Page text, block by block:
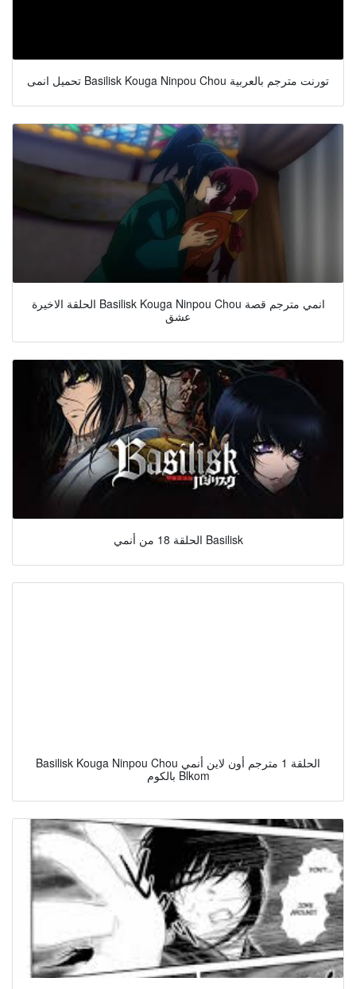
تحميل انمى Basilisk Kouga Ninpou Chou تورنت مترجم بالعربية
الحلقة الاخيرة Basilisk Kouga Ninpou Chou انمي مترجم قصة
عشق
الحلقة 18 من أنمي Basilisk
Basilisk Kouga Ninpou Chou الحلقة 1 مترجم أون لاين أنمي
بالكوم Blkom